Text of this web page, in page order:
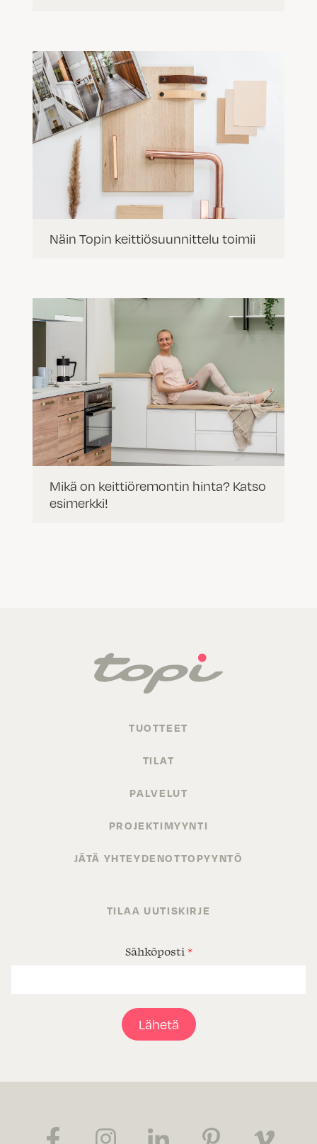
Näin Topin keittiösuunnittelu toimii
Mikä on keittiöremontin hinta? Katso
esimerkki!
TUOTTEET
TILAT
PALVELUT
PROJEKTIMYYNTI
JÄTÄ YHTEYDENOTTOPYYNTÖ
TILAA UUTISKIRJE
Sähköposti *
Lähetä